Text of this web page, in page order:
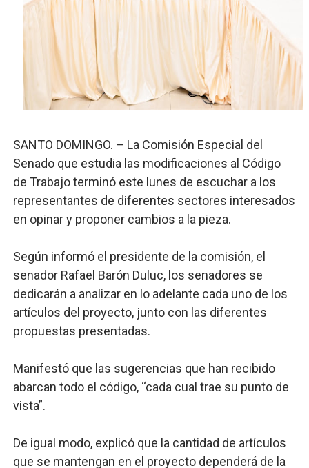
Banco Popular escala 17 posiciones en los mil
SNS y el SRSO actualizan Manual de Comunicación
Osiris de León responde a Roberto Tineo y a Yeisy
DGPCF: 55 años sembrando desarrollo y
Operativo interagencial frena delitos ambientales y
SANTO DOMINGO. – La Comisión Especial del
Senado que estudia las modificaciones al Código
de Trabajo terminó este lunes de escuchar a los
representantes de diferentes sectores interesados
en opinar y proponer cambios a la pieza.
Según informó el presidente de la comisión, el
senador Rafael Barón Duluc, los senadores se
dedicarán a analizar en lo adelante cada uno de los
artículos del proyecto, junto con las diferentes
propuestas presentadas.
Manifestó que las sugerencias que han recibido
abarcan todo el código, “cada cual trae su punto de
vista”.
De igual modo, explicó que la cantidad de artículos
que se mantengan en el proyecto dependerá de la